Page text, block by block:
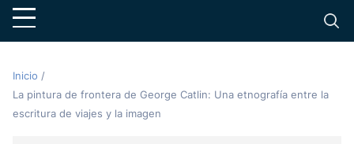
Inicio /
La pintura de frontera de George Catlin: Una etnografía entre la
escritura de viajes y la imagen